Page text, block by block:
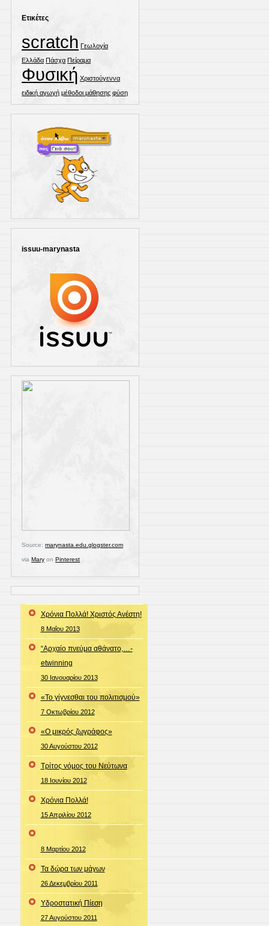
Ετικέτες
scratch Γεωλογία
Ελλάδα Πάσχα Πείραμα
Φυσική Χριστούγεννα
ειδική αγωγή μέθοδοι μάθησης φύση
issuu-marynasta
Source:marynasta.edu.glogster.com
viaMary onPinterest
Χρόνια Πολλά! Χριστός Ανέστη!
8 Μαΐου 2013
“Αρχαίο πνεύμα αθάνατο,…-
etwinning
30 Ιανουαρίου 2013
«Το γίγνεσθαι του πολιτισμού»
7 Οκτωβρίου 2012
«Ο μικρός ζωγράφος»
30 Αυγούστου 2012
Τρίτος νόμος του Νεύτωνα
18 Ιουνίου 2012
Χρόνια Πολλά!
15 Απριλίου 2012
8 Μαρτίου 2012
Τα δώρα των μάγων
26 Δεκεμβρίου 2011
Υδροστατική Πίεση
27 Αυγούστου 2011